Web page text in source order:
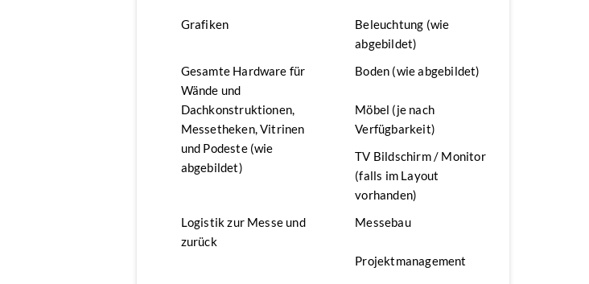
Grafiken
Beleuchtung (wie
abgebildet)
Gesamte Hardware für
Wände und
Dachkonstruktionen,
Messetheken, Vitrinen
und Podeste (wie
abgebildet)
Boden (wie abgebildet)
Möbel (je nach
Verfügbarkeit)
TV Bildschirm / Monitor
(falls im Layout
vorhanden)
Logistik zur Messe und
zurück
Messebau
Projektmanagement